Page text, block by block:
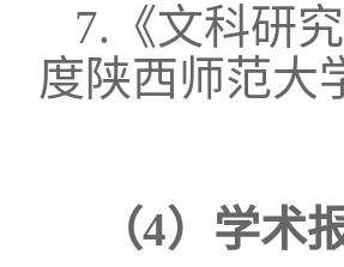
7.《文科研
度陕西师范大
（4）学术